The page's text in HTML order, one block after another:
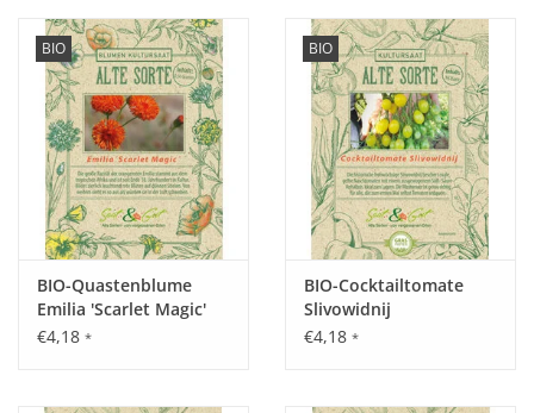
Pflanzabstand zwischen den Reihen 75 cm, in den Reihen 40
cm, Rankhilfe benötigt.
Saattiefe: 1 cm.
Standort:
Sonnig, windgeschützt und bestenfalls überdacht,
durchlässiger und nährstoffreicher Boden, Staunässe
vermeiden.
BIO
BIO-Quastenblume
Emilia 'Scarlet Magic'
€4,18 *
BIO
BIO-Cocktailtomate
Slivowidnij
€4,18 *